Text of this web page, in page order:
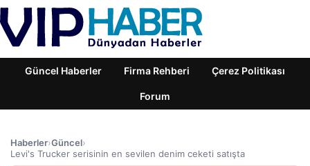
Güncel Haberler Firma Rehberi Çerez Politikası
Forum
Haberler›Güncel›
Levi's Trucker serisinin en sevilen denim ceketi satışta